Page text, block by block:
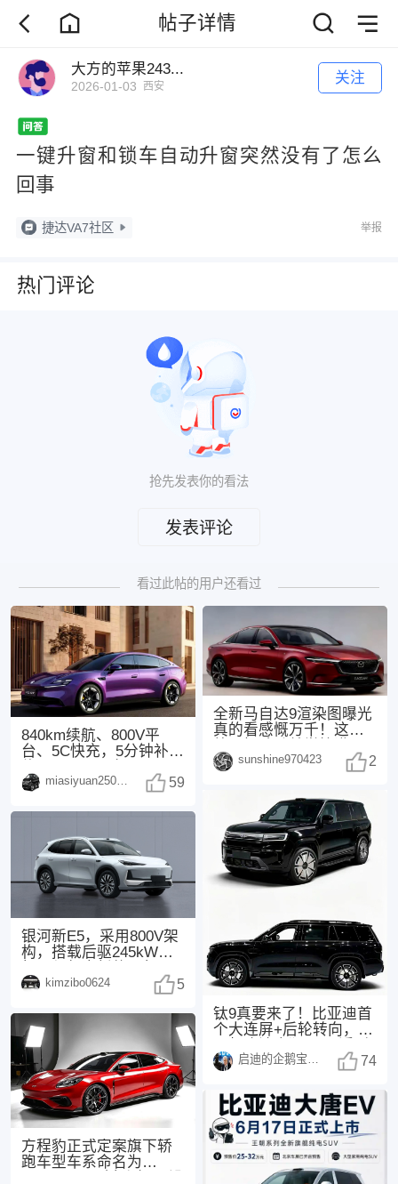
帖子详情
大方的苹果243...
2026-01-03 西安 关注
一键升窗和锁车自动升窗突然没有了怎么
回事
捷达VA7社区 举报
热门评论
抢先发表你的看法
发表评论
看过此帖的用户还看过
840km续航、800V平
台、5C快充，5分钟补能
miasiyuan250914 59
银河新E5，采用800V架
构，搭载后驱245kW电
同，配备了
kimzibo0624 5
方程豹正式定案旗下轿
跑车型车系命名为
全新马自达9渲染图曝光
真的看感慨万千！这次
3.3T直六+后驱
sunshine970423 2
钛9真要来了！比亚迪首
个大连屏+后轮转向，25
汽车圈的消息 启迪的企鹅宝宝1494 74